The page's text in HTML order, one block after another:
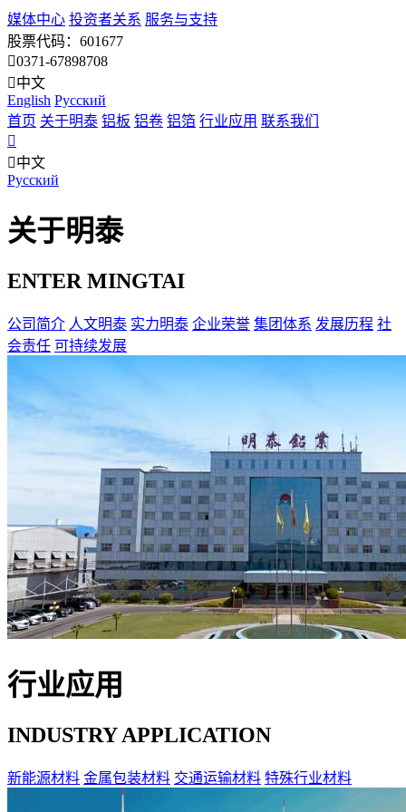
媒体中心 投资者关系 服务与支持
股票代码：601677
0371-67898708
中文
English Pусский
首页 关于明泰 铝板 铝卷 铝箔 行业应用 联系我们
中文
Pусский
关于明泰
ENTER MINGTAI
公司简介 人文明泰 实力明泰 企业荣誉 集团体系 发展历程 社
会责任 可持续发展
行业应用
INDUSTRY APPLICATION
新能源材料 金属包装材料 交通运输材料 特殊行业材料